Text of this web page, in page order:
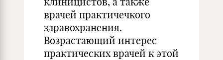
врачей практичечкого
здравохранения.
Возрастающий интерес
практических врачей к этой